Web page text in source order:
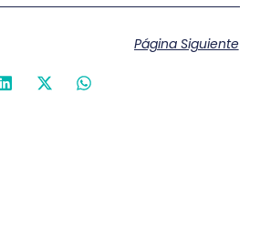
Página Siguiente